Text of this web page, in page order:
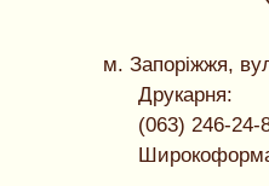
м. Запоріжжя,
Друкарня:
(063) 246-24-